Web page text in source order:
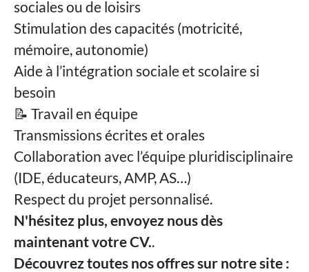
sociales ou de loisirs
Stimulation des capacités (motricité,
mémoire, autonomie)
Aide à l’intégration sociale et scolaire si
besoin
📝 Travail en équipe
Transmissions écrites et orales
Collaboration avec l’équipe pluridisciplinaire
(IDE, éducateurs, AMP, AS…)
Respect du projet personnalisé.
N'hésitez plus, envoyez nous dès
maintenant votre CV..
Découvrez toutes nos offres sur notre site :